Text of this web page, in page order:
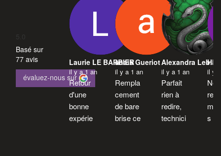
Basé sur
77 avis
évaluez-nous sur
Laurie LE BARBIER
il y a 1 an
Retour
d'une
bonne
expérie
anais Gueriot
il y a 1 an
Rempla
cement
de bare
brise ce
Alexandra
il y a 1 an
Parfait
rien à
redire,
technici
il y
s